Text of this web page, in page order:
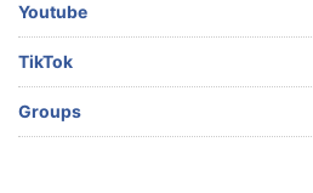
Youtube
TikTok
Groups